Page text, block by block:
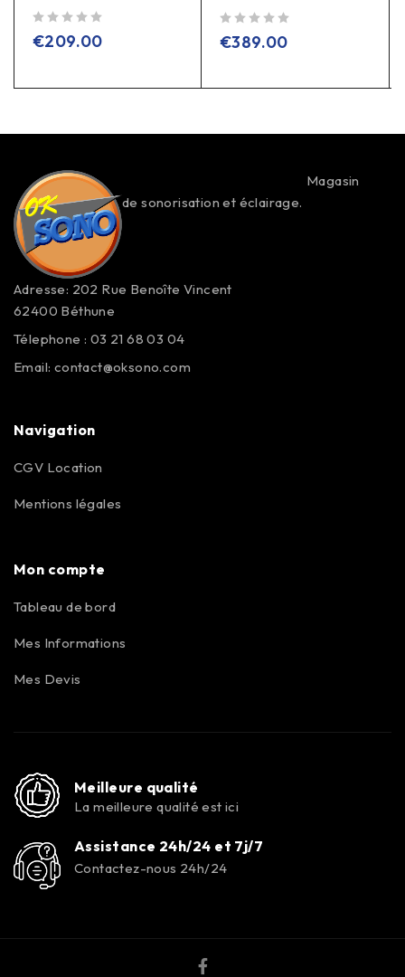
€209.00 €389.00
Magasin
de sonorisation et éclairage.
Adresse: 202 Rue Benoîte Vincent
62400 Béthune
Télephone : 03 21 68 03 04
Email: contact@oksono.com
Navigation
CGV Location
Mentions légales
Mon compte
Tableau de bord
Mes Informations
Mes Devis
Meilleure qualité
La meilleure qualité est ici
Assistance 24h/24 et 7j/7
Contactez-nous 24h/24